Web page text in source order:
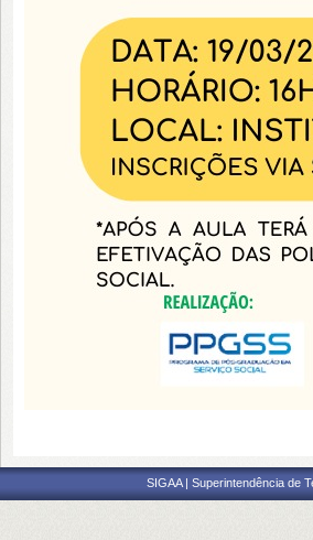
SIGAA | Superintendência de